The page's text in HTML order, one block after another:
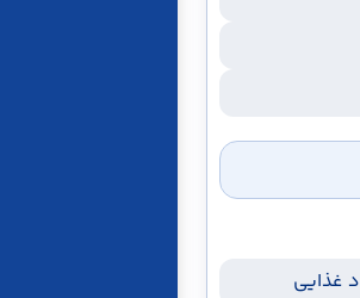
غذایی